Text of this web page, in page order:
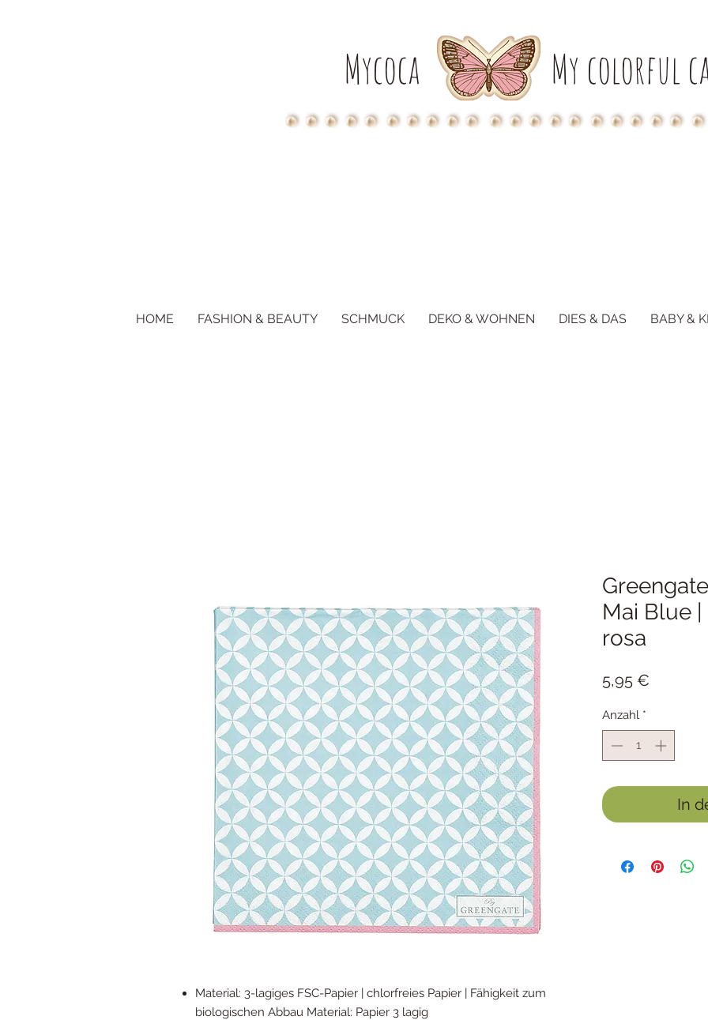
Mycoca My colorful
HOME FASHION & BEAUTY SCHMUCK DEKO & WOHNEN DIES & DAS BABY &
Material: 3-lagiges FSC-Papier | chlorfreies Papier | Fähigkeit zum
biologischen Abbau Material: Papier 3 lagig
Mai Blue
rosa
5,95 €
Anzahl *
In